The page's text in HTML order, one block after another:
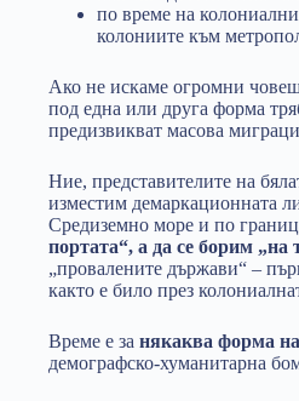
по време на
колониите към
Ако не искаме огромни
под една или друга форма
предизвикват масова
Ние, представителите на
изместим демаркационната
Средиземно море и по
портата“, а да се борим „на
„провалените държави“ –
както е било през
Време е за някаква форма
демографско-хуманитарна